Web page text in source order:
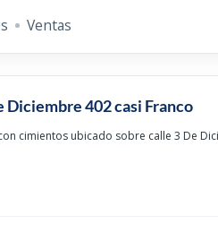
Ventas
Diciembre 402 casi Franco
cimientos ubicado sobre calle 3 De